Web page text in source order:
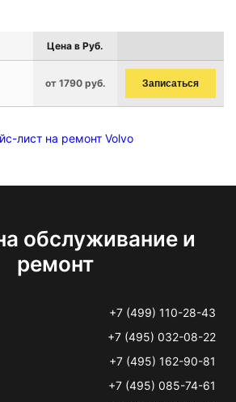
Цена в Руб.
от 1790 руб. Записаться
лист на ремонт Volvo
обслуживание и
ремонт
+7 (499) 110-28-43
+7 (495) 032-08-22
+7 (495) 162-90-81
+7 (495) 085-74-61